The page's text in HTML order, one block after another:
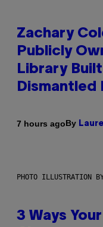
Zachary
Publicly
Library
Dismantled
7 hours agoBy
PHOTO ILLUSTRATION
3 Ways